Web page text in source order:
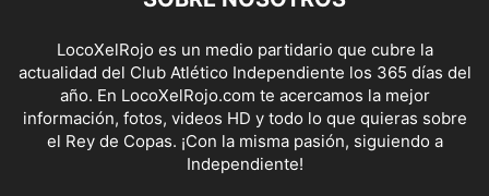
LocoXelRojo es un medio partidario que cubre la
actualidad del Club Atlético Independiente los 365 días del
año. En LocoXelRojo.com te acercamos la mejor
información, fotos, videos HD y todo lo que quieras sobre
el Rey de Copas. ¡Con la misma pasión, siguiendo a
Independiente!